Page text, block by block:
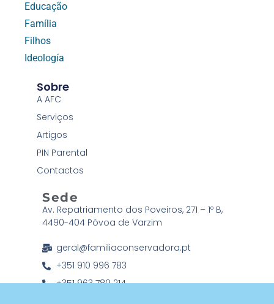
Educação
Família
Filhos
Ideología
Sobre
A AFC
Serviços
Artigos
PIN Parental
Contactos
Sede
Av. Repatriamento dos Poveiros, 271 – 1º B,
4490-404 Póvoa de Varzim
geral@familiaconservadora.pt
+351 910 996 783
+351 963 780 214